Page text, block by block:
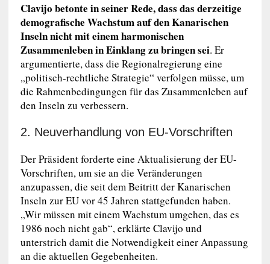
Clavijo betonte in seiner Rede, dass das derzeitige
demografische Wachstum auf den Kanarischen
Inseln nicht mit einem harmonischen
Zusammenleben in Einklang zu bringen sei. Er
argumentierte, dass die Regionalregierung eine
„politisch-rechtliche Strategie“ verfolgen müsse, um
die Rahmenbedingungen für das Zusammenleben auf
den Inseln zu verbessern.
2. Neuverhandlung von EU-Vorschriften
Der Präsident forderte eine Aktualisierung der EU-
Vorschriften, um sie an die Veränderungen
anzupassen, die seit dem Beitritt der Kanarischen
Inseln zur EU vor 45 Jahren stattgefunden haben.
„Wir müssen mit einem Wachstum umgehen, das es
1986 noch nicht gab“, erklärte Clavijo und
unterstrich damit die Notwendigkeit einer Anpassung
an die aktuellen Gegebenheiten.